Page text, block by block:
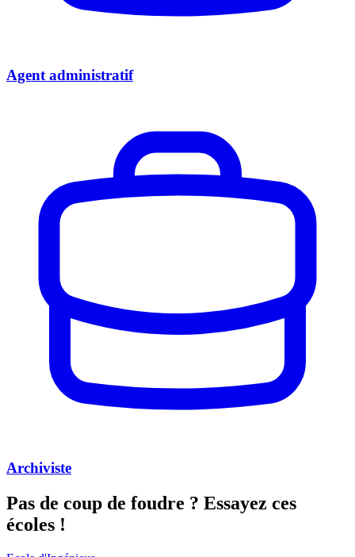
Agent administratif
Archiviste
Pas de coup de foudre ? Essayez ces
écoles !